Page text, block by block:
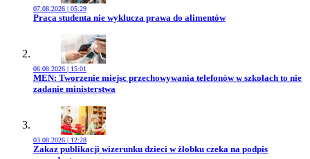
07.08.2026 | 05:29
Przejdź do artykułu:
Praca studenta nie wyklucza prawa do alimentów
06.08.2026 | 15:01
Przejdź do artykułu:
MEN: Tworzenie miejsc przechowywania telefonów w szkołach to nie
zadanie ministerstwa
03.08.2026 | 12:28
Przejdź do artykułu:
Zakaz publikacji wizerunku dzieci w żłobku czeka na podpis